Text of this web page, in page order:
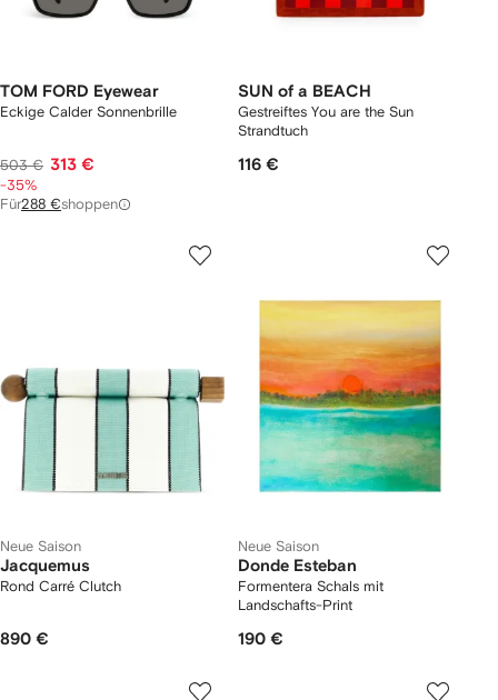
TOM FORD Eyewear
Eckige Calder Sonnenbrille
503 € 313 €
-35%
Für288 €shoppen
SUN of a BEACH
Gestreiftes You are the Sun
Strandtuch
116 €
Neue Saison
Jacquemus
Rond Carré Clutch
890 €
Neue Saison
Donde Esteban
Formentera Schals mit
Landschafts-Print
190 €